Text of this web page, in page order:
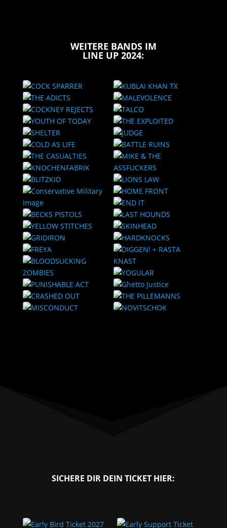
WEITERE BANDS IM
LINE UP 2024:
SICHERE DIR DEIN TICKET HIER: